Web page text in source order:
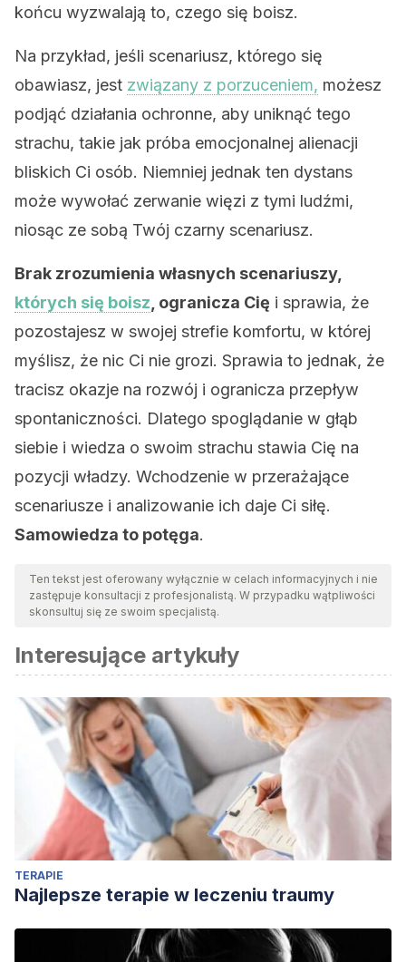
końcu wyzwalają to, czego się boisz.
Na przykład, jeśli scenariusz, którego się
obawiasz, jest związany z porzuceniem, możesz
podjąć działania ochronne, aby uniknąć tego
strachu, takie jak próba emocjonalnej alienacji
bliskich Ci osób. Niemniej jednak ten dystans
może wywołać zerwanie więzi z tymi ludźmi,
niosąc ze sobą Twój czarny scenariusz.
Brak zrozumienia własnych scenariuszy,
których się boisz , ogranicza Cię i sprawia, że
pozostajesz w swojej strefie komfortu, w której
myślisz, że nic Ci nie grozi. Sprawia to jednak, że
tracisz okazje na rozwój i ogranicza przepływ
spontaniczności. Dlatego spoglądanie w głąb
siebie i wiedza o swoim strachu stawia Cię na
pozycji władzy. Wchodzenie w przerażające
scenariusze i analizowanie ich daje Ci siłę.
Samowiedza to potęga.
Ten tekst jest oferowany wyłącznie w celach informacyjnych i nie
zastępuje konsultacji z profesjonalistą. W przypadku wątpliwości
skonsultuj się ze swoim specjalistą.
Interesujące artykuły
TERAPIE
Najlepsze terapie w leczeniu traumy